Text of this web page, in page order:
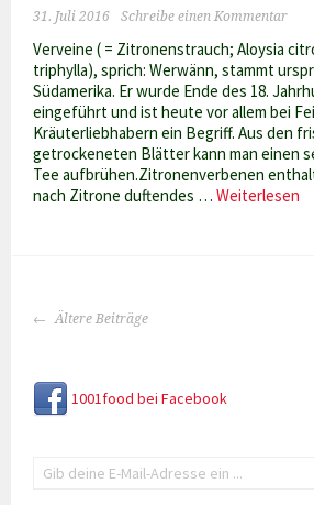
31. Juli 2016 Schreibe einen Kommentar
Verveine ( = Zitronenstrauch; Aloysia
triphylla), sprich: Werwänn, stammt
Südamerika. Er wurde Ende des 18.
eingeführt und ist heute vor allem bei
Kräuterliebhabern ein Begriff. Aus den
getrockeneten Blätter kann man einen
Tee aufbrühen.Zitronenverbenen
nach Zitrone duftendes …Weiterlesen
BEITRAGS-
Ältere Beiträge
1001food bei Facebook